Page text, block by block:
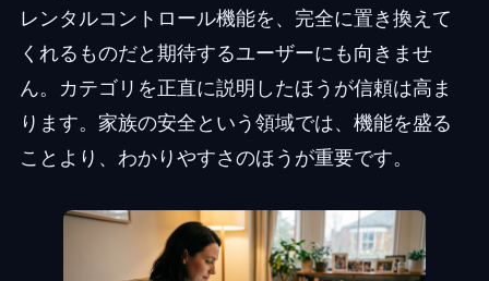
レンタルコントロール機能を、完全に置き換えて
くれるものだと期待するユーザーにも向きませ
ん。カテゴリを正直に説明したほうが信頼は高ま
ります。家族の安全という領域では、機能を盛る
ことより、わかりやすさのほうが重要です。